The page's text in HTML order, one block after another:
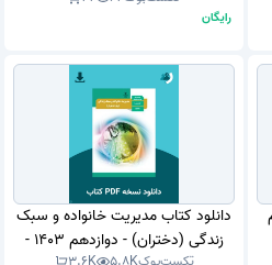
رایگان
دانلود کتاب مدیریت خانواده و سبک
زندگی (دختران) - دوازدهم 1403 -